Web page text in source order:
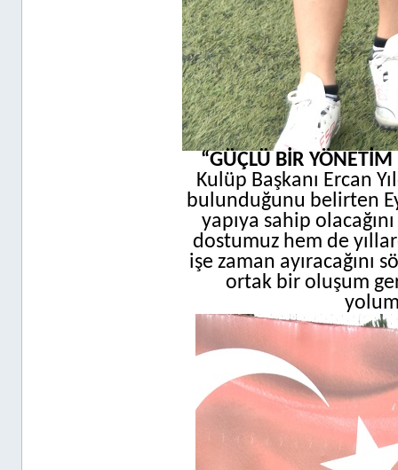
“GÜÇLÜ BİR
Kulüp Başkanı Ercan
bulunduğunu belirten
yapıya sahip
dostumuz hem de
işe zaman ayıracağını
ortak bir oluşum